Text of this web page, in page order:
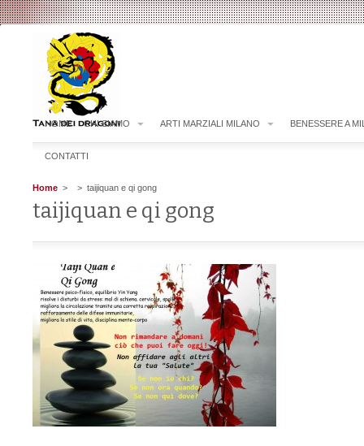
HOME CHI SIAMO ARTI MARZIALI MILANO BENESSERE A
CONTATTI
Home > > taijiquan e qi gong
taijiquan e qi gong